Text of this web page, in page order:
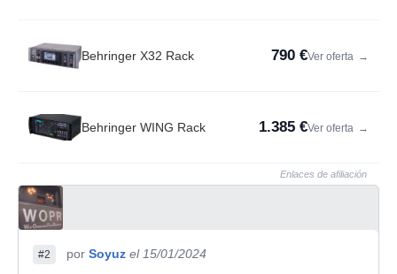
Behringer X32 Rack 790 €Ver oferta →
Behringer WING Rack 1.385 €Ver oferta →
Enlaces de afiliación
#2 por Soyuz el 15/01/2024